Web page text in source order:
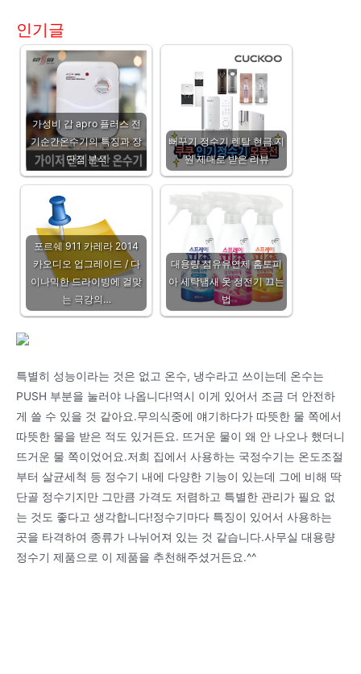
인기글
가성비 갑 apro 플러스 전
기순간온수기의 특징과 장
단점 분석
뻐꾸기 정수기 렌탈 현금 지
원 제대로 받은 리뷰
포르쉐 911 카레라 2014
카오디오 업그레이드 / 다
이나믹한 드라이빙에 걸맞
는 극강의…
대용량 섬유유연제 홈토피
아 세탁냄새 옷 정전기 끄는
법
특별히 성능이라는 것은 없고 온수, 냉수라고 쓰이는데 온수는
PUSH 부분을 눌러야 나옵니다!역시 이게 있어서 조금 더 안전하
게 쓸 수 있을 것 같아요.무의식중에 얘기하다가 따뜻한 물 쪽에서
따뜻한 물을 받은 적도 있거든요. 뜨거운 물이 왜 안 나오나 했더니
뜨거운 물 쪽이었어요.저희 집에서 사용하는 국정수기는 온도조절
부터 살균세척 등 정수기 내에 다양한 기능이 있는데 그에 비해 딱
단골 정수기지만 그만큼 가격도 저렴하고 특별한 관리가 필요 없
는 것도 좋다고 생각합니다!정수기마다 특징이 있어서 사용하는
곳을 타격하여 종류가 나뉘어져 있는 것 같습니다.사무실 대용량
정수기 제품으로 이 제품을 추천해주셨거든요.^^